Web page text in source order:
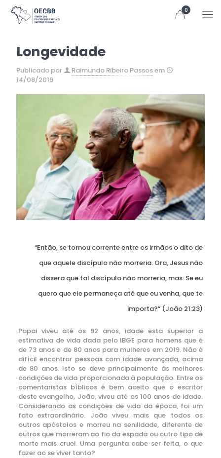
0
Longevidade
Publicado por Raimundo Ribeiro Passosem
14/08/2019
“Então, se tornou corrente entre os irmãos o dito de
que aquele discípulo não morreria. Ora, Jesus não
dissera que tal discípulo não morreria, mas: Se eu
quero que ele permaneça até que eu venha, que te
importa?” (João 21:23)
Papai viveu até os 92 anos, idade esta superior a
estimativa de vida dada pelo IBGE para homens que é
de 73 anos e de 80 anos para mulheres em 2019. Não é
difícil encontrar pessoas com idade avançada, acima
de 80 anos. Isto se deve principalmente às melhores
condições de vida proporcionada à população. Entre os
comentaristas bíblicos é bem aceito que o escritor
deste evangelho, João, viveu até os 100 anos de idade.
Considerando as condições de vida da época, foi um
fato extraordinário. João viveu mais que todos os
outros apóstolos e morreu na senilidade, diferente de
outros que morreram ao fio da espada ou outro tipo de
morte mais cruel. Uma pergunta cabe ser feita, o que
fazer ao se viver tanto?